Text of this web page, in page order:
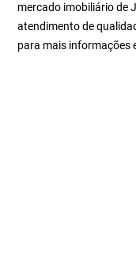
mercado imobiliário de
atendimento de
para mais informações